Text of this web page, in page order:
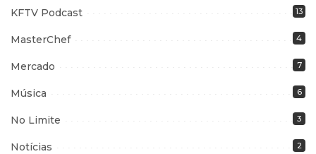
KFTV Podcast 13
MasterChef 4
Mercado 7
Música 6
No Limite 3
Notícias 2